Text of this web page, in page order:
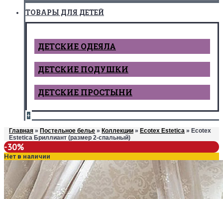
ТОВАРЫ ДЛЯ ДЕТЕЙ
ДЕТCКИЕ ОДЕЯЛА
ДЕТСКИЕ ПОДУШКИ
ДЕТСКИЕ ПРОСТЫНИ
+
Главная » Постельное белье » Коллекции » Ecotex Estetica » Ecotex
Estetica Бриллиант (размер 2-спальный)
-30%
Нет в наличии